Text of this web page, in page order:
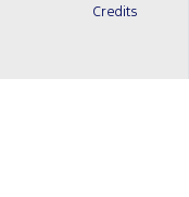
Credits